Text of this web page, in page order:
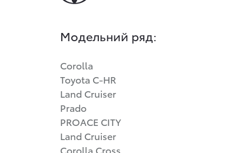
Модельний ряд:
Corolla
Toyota C-HR
Land Cruiser
Prado
PROACE CITY
Land Cruiser
Corolla Cross